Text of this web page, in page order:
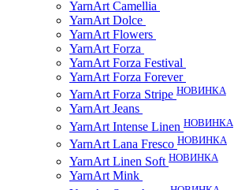
YarnArt Camellia
YarnArt Dolce
YarnArt Flowers
YarnArt Forza
YarnArt Forza Festival
YarnArt Forza Forever
YarnArt Forza Stripe НОВИНКА
YarnArt Jeans
YarnArt Intense Linen НОВИНКА
YarnArt Lana Fresco НОВИНКА
YarnArt Linen Soft НОВИНКА
YarnArt Mink